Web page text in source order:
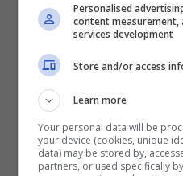
Personalised
content measurement,
services development
Store and/or access
Learn more
Your personal data will be
your device (cookies, unique
data) may be stored by,
partners, or used specifically